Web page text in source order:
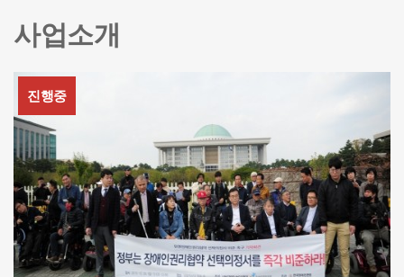
사업소개
진행중